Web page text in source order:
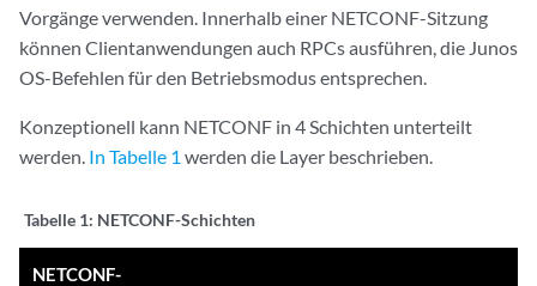
Vorgänge verwenden. Innerhalb einer NETCONF-Sitzung
können Clientanwendungen auch RPCs ausführen, die Junos
OS-Befehlen für den Betriebsmodus entsprechen.
Konzeptionell kann NETCONF in 4 Schichten unterteilt
werden. In Tabelle 1 werden die Layer beschrieben.
Tabelle 1: NETCONF-Schichten
NETCONF-